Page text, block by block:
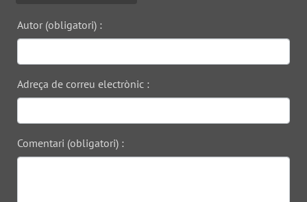
Autor (obligatori) :
Adreça de correu electrònic :
Comentari (obligatori) :